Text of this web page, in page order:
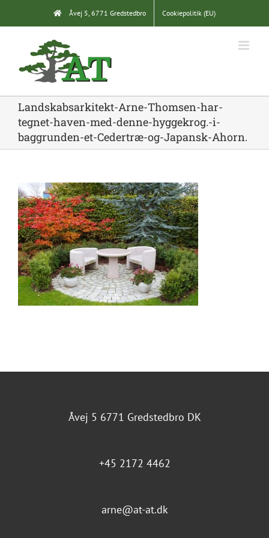
content
Åvej 5, 6771 Gredstedbro Cookiepolitik (EU)
Landskabsarkitekt-Arne-Thomsen-har-
tegnet-haven-med-denne-hyggekrog.-i-
baggrunden-et-Cedertræ-og-Japansk-Ahorn.
Åvej 5 6771 Gredstedbro DK
+45 2172 4462
arne@at-at.dk